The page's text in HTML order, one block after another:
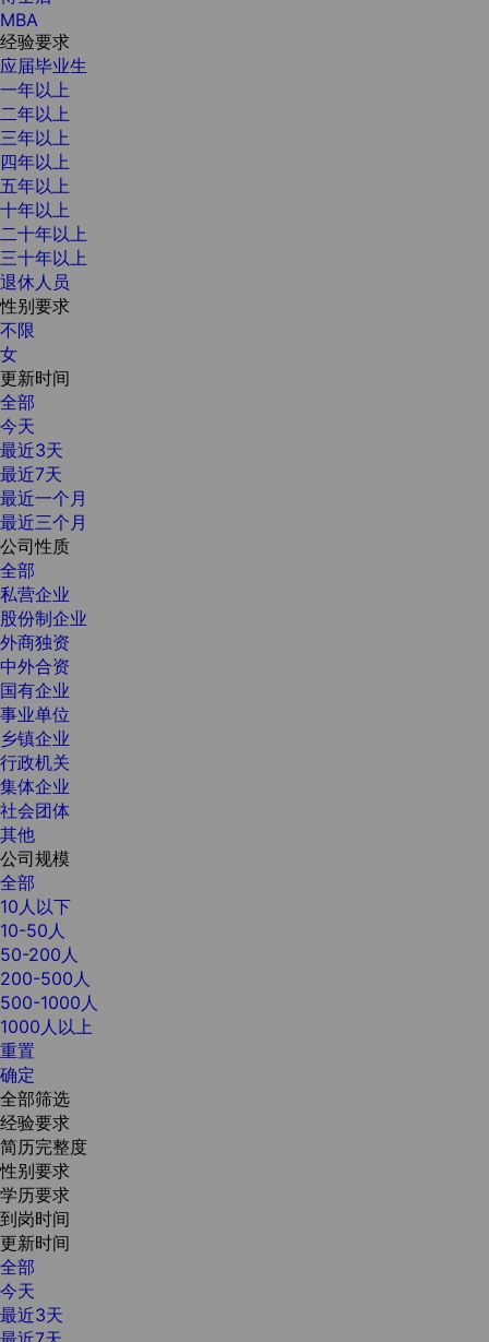
MBA
经验要求
应届毕业生
一年以上
二年以上
三年以上
四年以上
五年以上
十年以上
二十年以上
三十年以上
退休人员
性别要求
不限
女
更新时间
全部
今天
最近3天
最近7天
最近一个月
最近三个月
公司性质
全部
私营企业
股份制企业
外商独资
中外合资
国有企业
事业单位
乡镇企业
行政机关
集体企业
社会团体
其他
公司规模
全部
10人以下
10-50人
50-200人
200-500人
500-1000人
1000人以上
重置
确定
全部筛选
经验要求
简历完整度
性别要求
学历要求
到岗时间
更新时间
全部
今天
最近3天